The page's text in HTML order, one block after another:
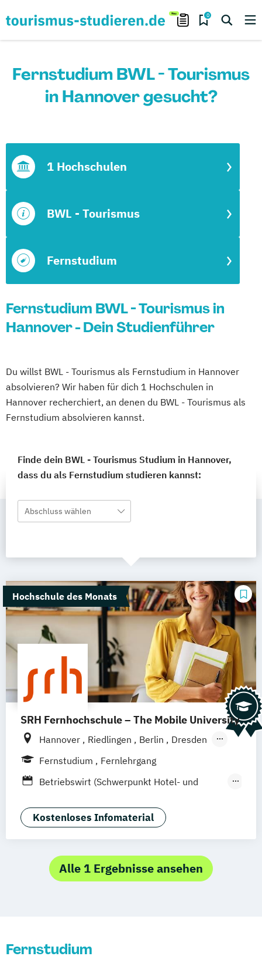
0
Fernstudium BWL - Tourismus
in Hannover gesucht?
Fernstudium
BWL - Tourismus
1 Hochschulen
Fernstudium BWL - Tourismus in
Hannover - Dein Studienführer
Du willst BWL - Tourismus als Fernstudium in Hannover
absolvieren? Wir haben für dich 1 Hochschulen in
Hannover recherchiert, an denen du BWL - Tourismus als
Fernstudium absolvieren kannst.
Finde dein BWL - Tourismus Studium in Hannover,
dass du als Fernstudium studieren kannst:
Abschluss wählen
Hochschule des Monats
SRH Fernhochschule – The Mobile University
Hannover Riedlingen Berlin
Dresden
Düsseldorf
Hamburg Köln
Mannheim
Wertheim Wien
Frankfurt am Main Hamm Zürich
Fernstudium
Fernlehrgang
Betriebswirt (Schwerpunkt Hotel- und
Betriebswirtschaft und Hotelmanagement
Kostenloses Infomaterial
Alle 1 Ergebnisse ansehen
Fernstudium